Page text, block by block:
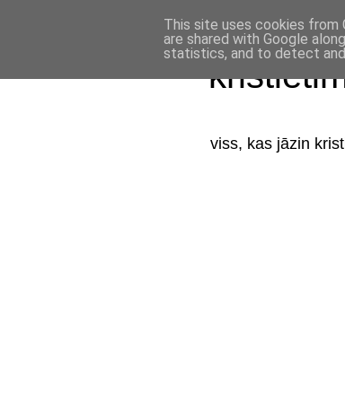
viss, kas jāzin
This site uses cookies from
are shared with Google
statistics, and to detect and